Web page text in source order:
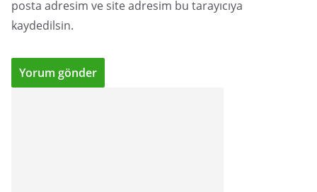
posta adresim ve site adresim bu tarayıcıya
kaydedilsin.